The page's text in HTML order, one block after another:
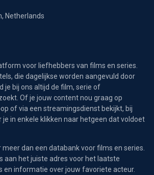
Netherlands
voor liefhebbers van films en series.
die dagelijkse worden aangevuld door
je bij ons altijd de film, serie of
Of je jouw content nou graag op
of via een streamingsdienst bekijkt, bij
je in enkele klikken naar hetgeen dat voldoet
dan een databank voor films en series.
aan het juiste adres voor het laatste
en informatie over jouw favoriete acteur.